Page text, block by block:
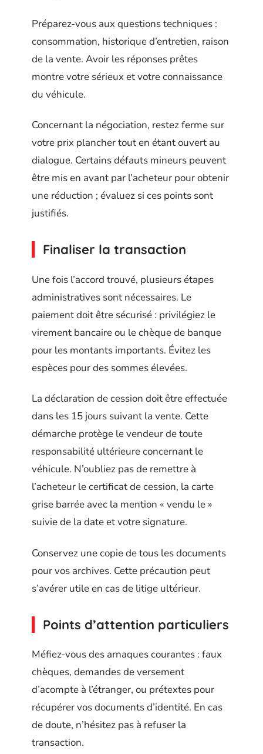
Préparez-vous aux questions techniques :
consommation, historique d’entretien, raison
de la vente. Avoir les réponses prêtes
montre votre sérieux et votre connaissance
du véhicule.
Concernant la négociation, restez ferme sur
votre prix plancher tout en étant ouvert au
dialogue. Certains défauts mineurs peuvent
être mis en avant par l’acheteur pour obtenir
une réduction ; évaluez si ces points sont
justifiés.
Finaliser la transaction
Une fois l’accord trouvé, plusieurs étapes
administratives sont nécessaires. Le
paiement doit être sécurisé : privilégiez le
virement bancaire ou le chèque de banque
pour les montants importants. Évitez les
espèces pour des sommes élevées.
La déclaration de cession doit être effectuée
dans les 15 jours suivant la vente. Cette
démarche protège le vendeur de toute
responsabilité ultérieure concernant le
véhicule. N’oubliez pas de remettre à
l’acheteur le certificat de cession, la carte
grise barrée avec la mention « vendu le »
suivie de la date et votre signature.
Conservez une copie de tous les documents
pour vos archives. Cette précaution peut
s’avérer utile en cas de litige ultérieur.
Points d’attention particuliers
Méfiez-vous des arnaques courantes : faux
chèques, demandes de versement
d’acompte à l’étranger, ou prétextes pour
récupérer vos documents d’identité. En cas
de doute, n’hésitez pas à refuser la
transaction.